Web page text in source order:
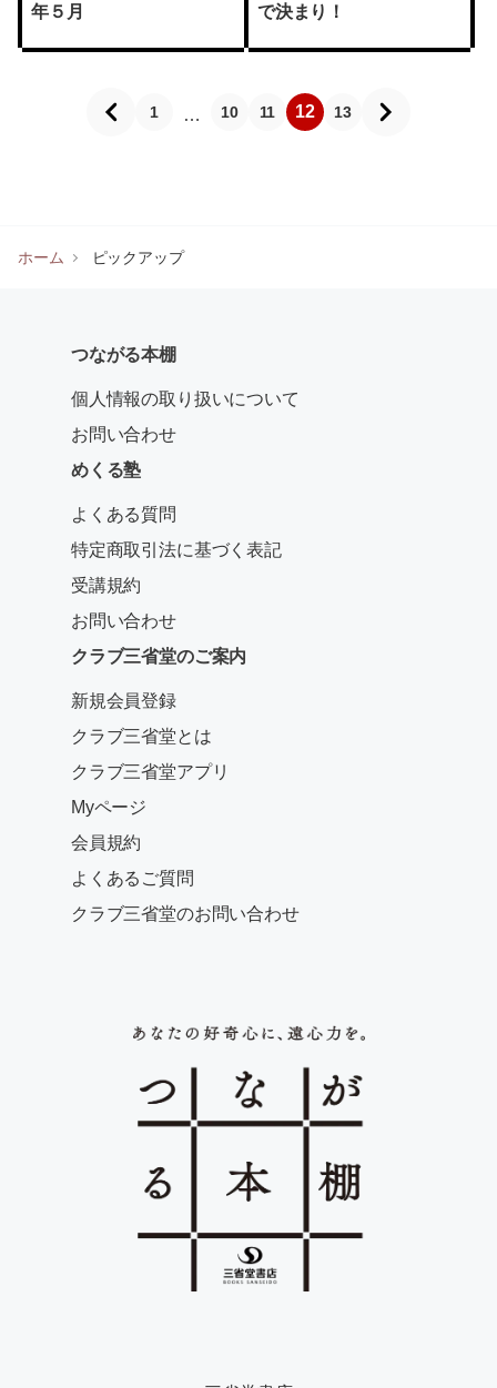
年５月
で決まり！
1 … 10 11 12 13
ホーム ピックアップ
つながる本棚
個人情報の取り扱いについて
お問い合わせ
めくる塾
よくある質問
特定商取引法に基づく表記
受講規約
お問い合わせ
クラブ三省堂のご案内
新規会員登録
クラブ三省堂とは
クラブ三省堂アプリ
Myページ
会員規約
よくあるご質問
クラブ三省堂のお問い合わせ